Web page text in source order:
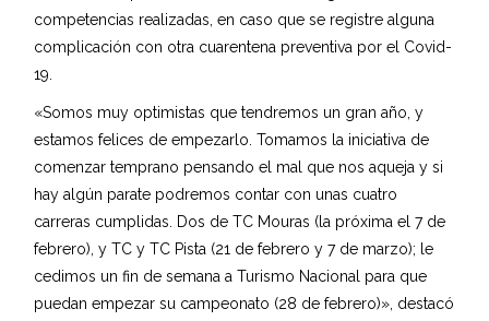
competencias realizadas, en caso que se registre alguna
complicación con otra cuarentena preventiva por el Covid-
19.
«Somos muy optimistas que tendremos un gran año, y
estamos felices de empezarlo. Tomamos la iniciativa de
comenzar temprano pensando el mal que nos aqueja y si
hay algún parate podremos contar con unas cuatro
carreras cumplidas. Dos de TC Mouras (la próxima el 7 de
febrero), y TC y TC Pista (21 de febrero y 7 de marzo); le
cedimos un fin de semana a Turismo Nacional para que
puedan empezar su campeonato (28 de febrero)», destacó